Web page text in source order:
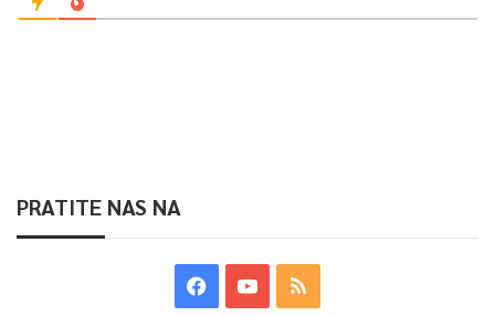
0
PRATITE NAS NA